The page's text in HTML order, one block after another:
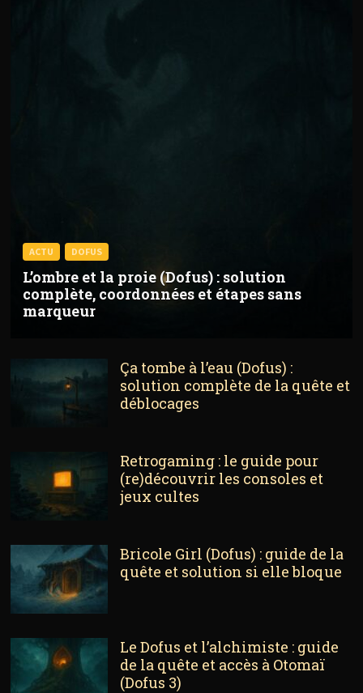
ACTU DOFUS
L’ombre et la proie (Dofus) : solution
complète, coordonnées et étapes sans
marqueur
Ça tombe à l’eau (Dofus) :
solution complète de la quête et
déblocages
Retrogaming : le guide pour
(re)découvrir les consoles et
jeux cultes
Bricole Girl (Dofus) : guide de la
quête et solution si elle bloque
Le Dofus et l’alchimiste : guide
de la quête et accès à Otomaï
(Dofus 3)